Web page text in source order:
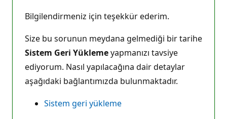
Bilgilendirmeniz için teşekkür ederim.
Size bu sorunun meydana gelmediği bir tarihe
Sistem Geri Yüklemeyapmanızı tavsiye
ediyorum. Nasıl yapılacağına dair detaylar
aşağıdaki bağlantımızda bulunmaktadır.
Sistem geri yükleme